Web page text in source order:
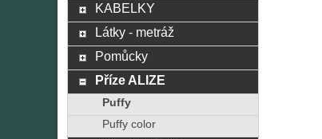
KABELKY
Látky - metráž
Pomůcky
Příze ALIZE
Puffy
Puffy color